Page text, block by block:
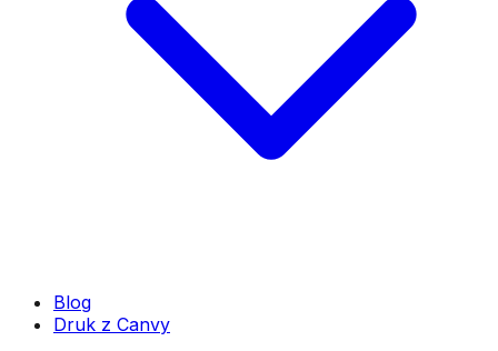
Blog
Druk z Canvy